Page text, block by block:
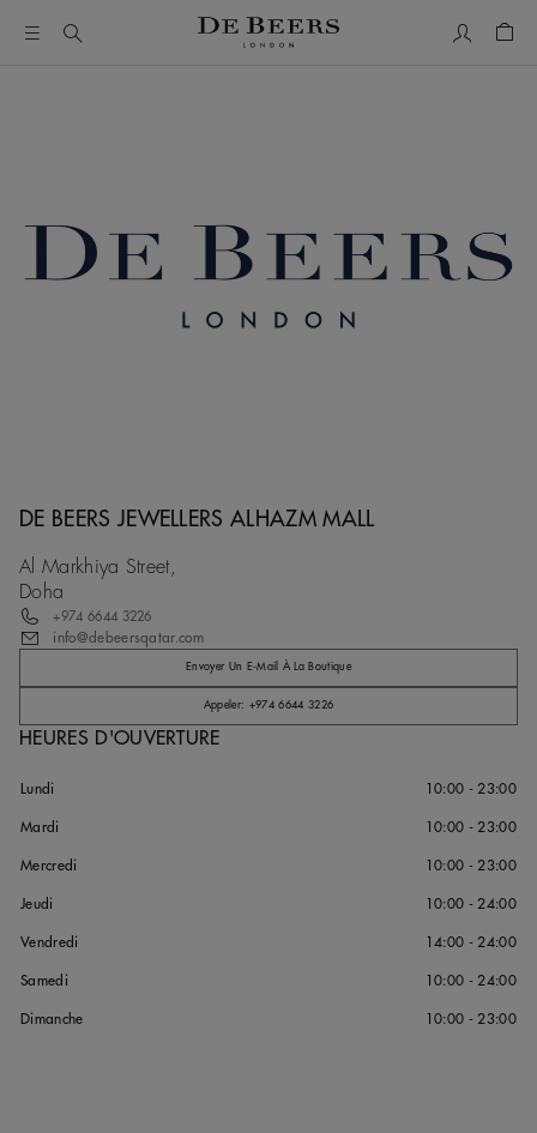
DE BEERS JEWELLERS ALHAZM MALL
Al Markhiya Street,
Doha
+974 6644 3226
info@debeersqatar.com
Envoyer Un E-Mail À La Boutique
Appeler: +974 6644 3226
HEURES D'OUVERTURE
Lundi 10:00 - 23:00
Mardi 10:00 - 23:00
Mercredi 10:00 - 23:00
Jeudi 10:00 - 24:00
Vendredi 14:00 - 24:00
Samedi 10:00 - 24:00
Dimanche 10:00 - 23:00